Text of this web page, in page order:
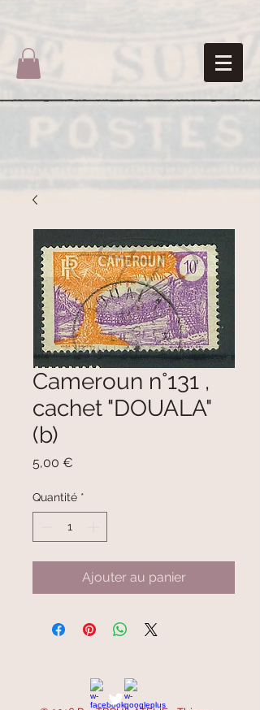
Cameroun n°131 ,
cachet "DOUALA"
(b)
5,00 €
Quantité *
Ajouter au panier